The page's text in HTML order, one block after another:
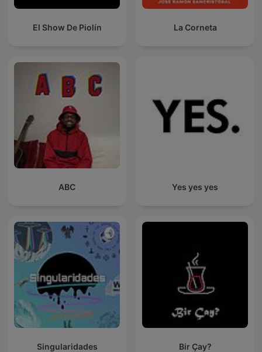
El Show De Piolín La Corneta
ABC Yes yes yes
Singularidades Bir Çay?